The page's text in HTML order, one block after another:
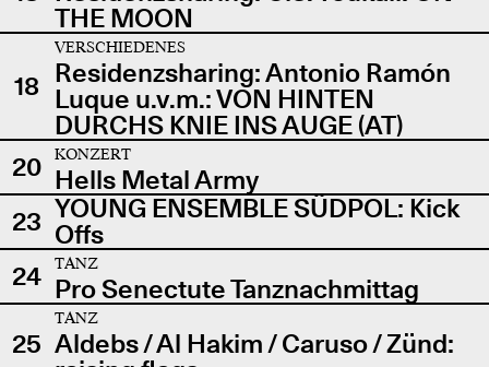
THE MOON
18
VERSCHIEDENES
Residenzsharing: Antonio Ramón
Luque u.v.m.: VON HINTEN
DURCHS KNIE INS AUGE (AT)
20
KONZERT
Hells Metal Army
23 YOUNG ENSEMBLE SÜDPOL: Kick
Offs
24
TANZ
Pro Senectute Tanznachmittag
25
TANZ
Aldebs / Al Hakim / Caruso / Zünd: